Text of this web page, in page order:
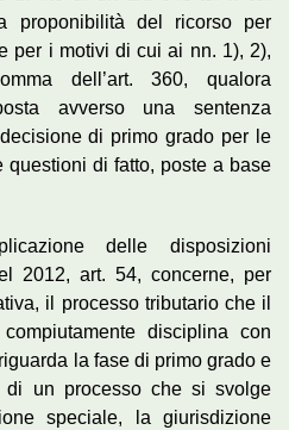
proponibilità del ricorso per
per i motivi di cui ai nn. 1), 2),
dell’art. 360, qualora
avverso una sentenza
di primo grado per le
di fatto, poste a base
delle disposizioni
2012, art. 54, concerne, per
il processo tributario che il
disciplina con
la fase di primo grado e
di un processo che si svolge
speciale, la giurisdizione